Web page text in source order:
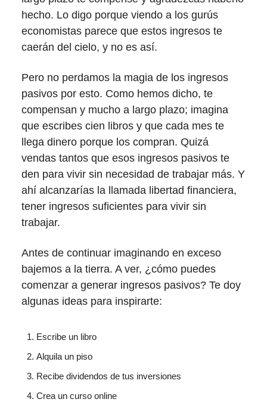
hecho. Lo digo porque viendo a los gurús
economistas parece que estos ingresos te
caerán del cielo, y no es así.
Pero no perdamos la magia de los ingresos
pasivos por esto. Como hemos dicho, te
compensan y mucho a largo plazo; imagina
que escribes cien libros y que cada mes te
llega dinero porque los compran. Quizá
vendas tantos que esos ingresos pasivos te
den para vivir sin necesidad de trabajar más. Y
ahí alcanzarías la llamada libertad financiera,
tener ingresos suficientes para vivir sin
trabajar.
Antes de continuar imaginando en exceso
bajemos a la tierra. A ver, ¿cómo puedes
comenzar a generar ingresos pasivos? Te doy
algunas ideas para inspirarte:
Escribe un libro
Alquila un piso
Recibe dividendos de tus inversiones
Crea un curso online